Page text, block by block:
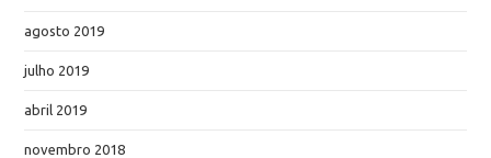
agosto 2019
julho 2019
abril 2019
novembro 2018